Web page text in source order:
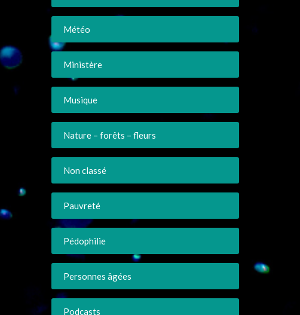
Météo
Ministère
Musique
Nature – forêts – fleurs
Non classé
Pauvreté
Pédophilie
Personnes âgées
Podcasts